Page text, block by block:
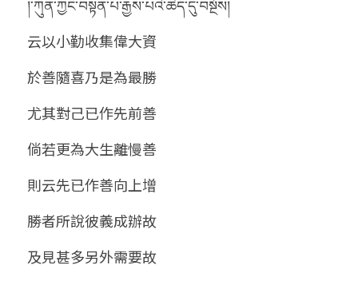
།་ཀུན་ཀྱང་བསྟན་པ་རྒྱས་པའི་ཆེད་དུ་བསྔོས།
云以小勤收集偉大資
於善隨喜乃是為最勝
尤其對己已作先前善
倘若更為大生離慢善
則云先已作善向上增
勝者所說彼義成辦故
及見甚多另外需要故